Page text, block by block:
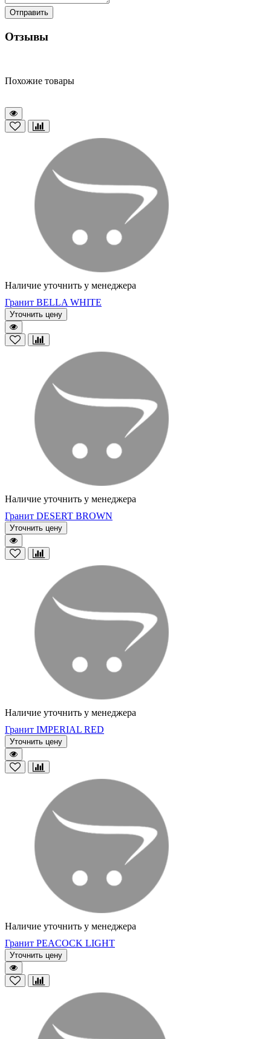
Отправить
Отзывы
Похожие товары
Наличие уточнить у менеджера
Гранит BELLA WHITE
Уточнить цену
Наличие уточнить у менеджера
Гранит DESERT BROWN
Уточнить цену
Наличие уточнить у менеджера
Гранит IMPERIAL RED
Уточнить цену
Наличие уточнить у менеджера
Гранит PEACOCK LIGHT
Уточнить цену